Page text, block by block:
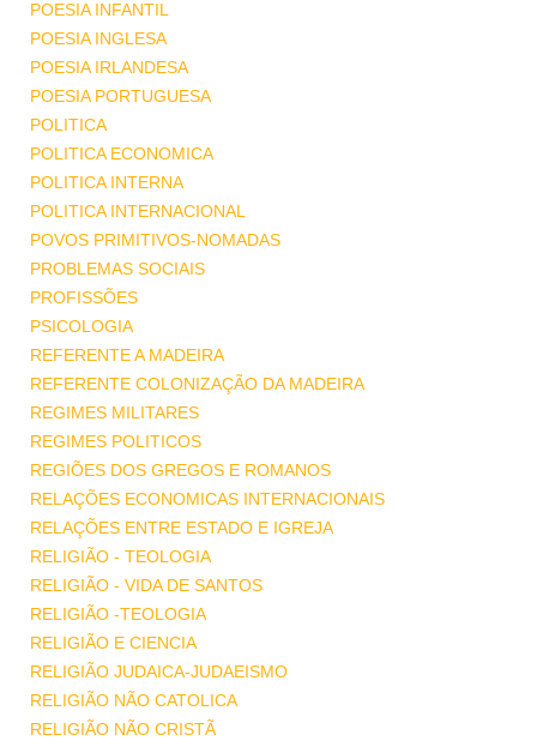
POESIA INFANTIL
POESIA INGLESA
POESIA IRLANDESA
POESIA PORTUGUESA
POLITICA
POLITICA ECONOMICA
POLITICA INTERNA
POLITICA INTERNACIONAL
POVOS PRIMITIVOS-NOMADAS
PROBLEMAS SOCIAIS
PROFISSÕES
PSICOLOGIA
REFERENTE A MADEIRA
REFERENTE COLONIZAÇÃO DA MADEIRA
REGIMES MILITARES
REGIMES POLITICOS
REGIÕES DOS GREGOS E ROMANOS
RELAÇÕES ECONOMICAS INTERNACIONAIS
RELAÇÕES ENTRE ESTADO E IGREJA
RELIGIÃO - TEOLOGIA
RELIGIÃO - VIDA DE SANTOS
RELIGIÃO -TEOLOGIA
RELIGIÃO E CIENCIA
RELIGIÃO JUDAICA-JUDAEISMO
RELIGIÃO NÃO CATOLICA
RELIGIÃO NÃO CRISTÃ